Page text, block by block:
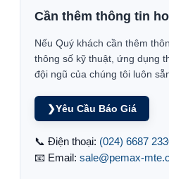
Cần thêm thông tin
Nếu Quý khách cần thêm
thông số kỹ thuật, ứng dụng
đội ngũ của chúng tôi luôn
❯Yêu Cầu Báo Giá
📞 Điện thoại: (024) 6687
📧 Email: sale@pemax-